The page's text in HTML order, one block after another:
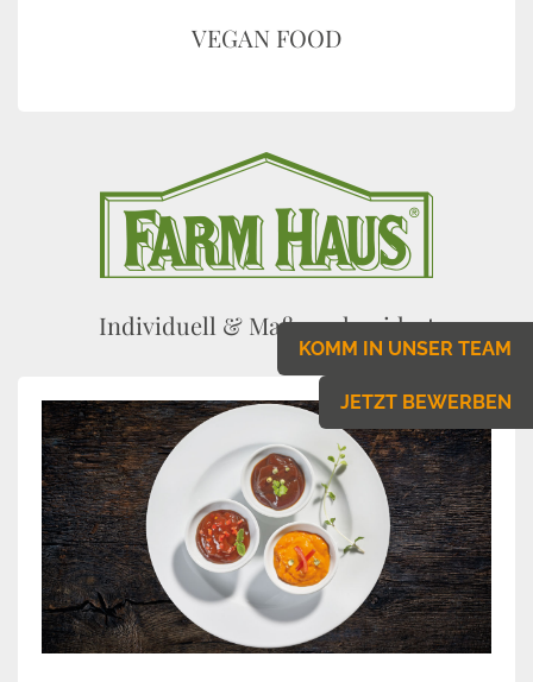
VEGAN FOOD
Individuell & Maßgeschneidert
KOMM IN UNSER TEAM
JETZT BEWERBEN